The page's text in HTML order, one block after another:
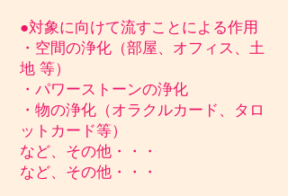
●対象に向けて流すことによる作用
・空間の浄化（部屋、オフィス、土
地 等）
・パワーストーンの浄化
・物の浄化（オラクルカード、タロ
ットカード等）
など、その他・・・
など、その他・・・